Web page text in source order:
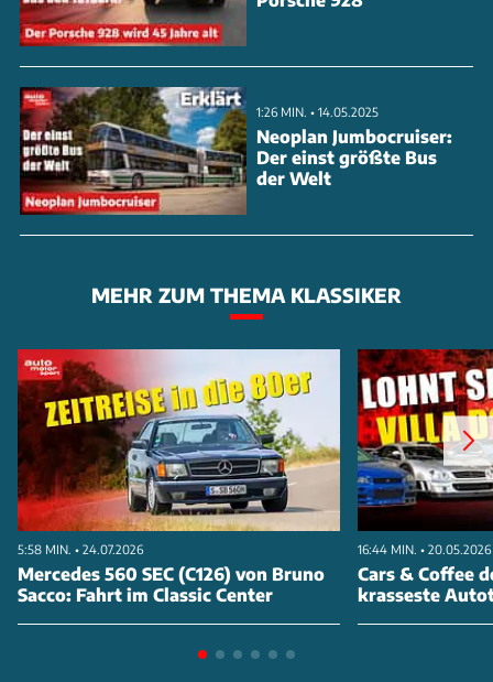
1:26 MIN. • 14.05.2025
Neoplan Jumbocruiser:
Der einst größte Bus
der Welt
MEHR ZUM THEMA KLASSIKER
5:58 MIN. • 24.07.2026
Mercedes 560 SEC (C126) von Bruno
Sacco: Fahrt im Classic Center
16:44 MIN. • 20.05.2026
Cars & Coffee
krasseste